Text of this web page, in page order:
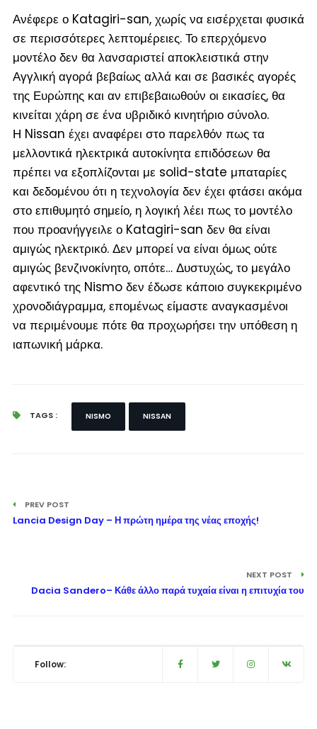
Ανέφερε ο Katagiri-san, χωρίς να εισέρχεται φυσικά
σε περισσότερες λεπτομέρειες. Το επερχόμενο
μοντέλο δεν θα λανσαριστεί αποκλειστικά στην
Αγγλική αγορά βεβαίως αλλά και σε βασικές αγορές
της Ευρώπης και αν επιβεβαιωθούν οι εικασίες, θα
κινείται χάρη σε ένα υβριδικό κινητήριο σύνολο.
Η Nissan έχει αναφέρει στο παρελθόν πως τα
μελλοντικά ηλεκτρικά αυτοκίνητα επιδόσεων θα
πρέπει να εξοπλίζονται με solid-state μπαταρίες
και δεδομένου ότι η τεχνολογία δεν έχει φτάσει ακόμα
στο επιθυμητό σημείο, η λογική λέει πως το μοντέλο
που προανήγγειλε ο Katagiri-san δεν θα είναι
αμιγώς ηλεκτρικό. Δεν μπορεί να είναι όμως ούτε
αμιγώς βενζινοκίνητο, οπότε… Δυστυχώς, το μεγάλο
αφεντικό της Nismo δεν έδωσε κάποιο συγκεκριμένο
χρονοδιάγραμμα, επομένως είμαστε αναγκασμένοι
να περιμένουμε πότε θα προχωρήσει την υπόθεση η
ιαπωνική μάρκα.
TAGS : NISMO NISSAN
PREV POST
Lancia Design Day – Η πρώτη ημέρα της νέας εποχής!
NEXT POST
Dacia Sandero– Κάθε άλλο παρά τυχαία είναι η επιτυχία του
Follow: